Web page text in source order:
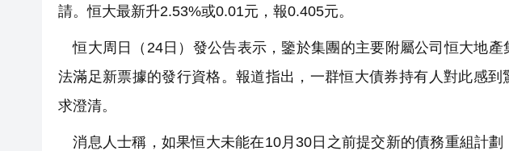
請。恒大最新升2.53%或0.01元，報0.405元。
恒大周日（24日）發公告表示，鑒於集團的主要附屬公司恒大地
法滿足新票據的發行資格。報道指出，一群恒大債券持有人對此感
求澄清。
消息人士稱，如果恒大未能在10月30日之前提交新的債務重組計